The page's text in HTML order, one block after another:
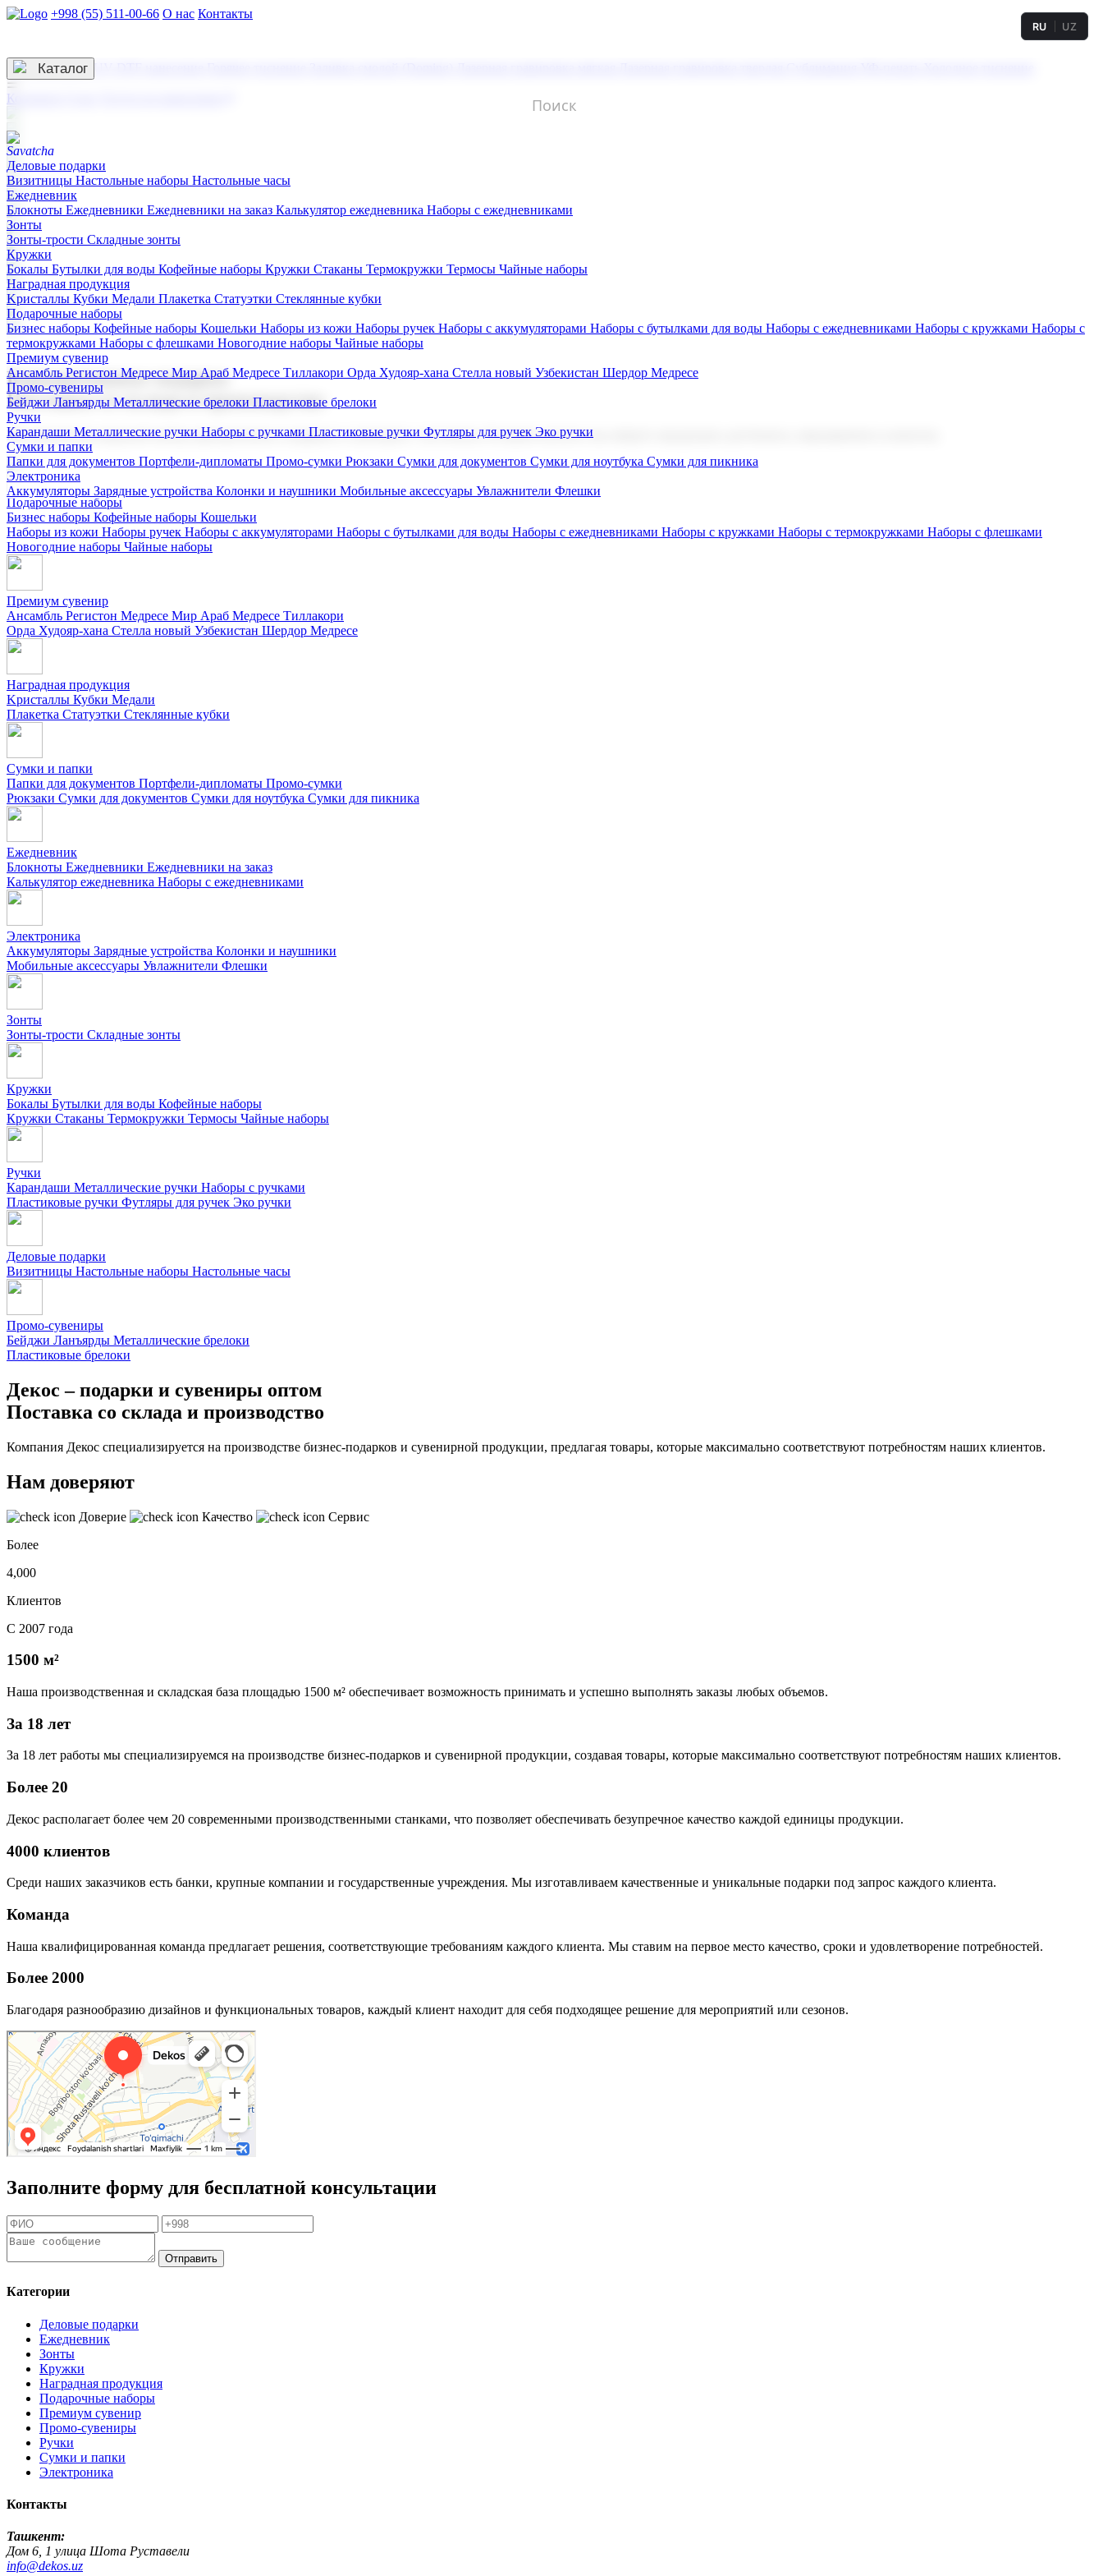
+998 (55) 511-00-66 О нас Контакты
3D гравировка
RU UZ
☰
Контакты
Каталог
Деловые подарки
Визитницы Настольные наборы Настольные часы
Ежедневник
Блокноты Ежедневники Ежедневники на заказ Калькулятор ежедневника Наборы с ежедневниками
Зонты
Зонты-трости Складные зонты
Кружки
Бокалы Бутылки для воды Кофейные наборы Кружки Стаканы Термокружки Термосы Чайные наборы
Наградная продукция
Kристаллы Кубки Медали Плакетка Статуэтки Стеклянные кубки
Подарочные наборы
Бизнес наборы Кофейные наборы Кошельки Наборы из кожи Наборы ручек Наборы с аккумуляторами Наборы с бутылками для воды Наборы с ежедневниками Наборы с кружками Наборы с
термокружками Наборы с флешками Новогодние наборы Чайные наборы
Премиум сувенир
Ансамбль Регистон Медресе Мир Араб Медресе Тиллакори Орда Худояр-хана Стелла новый Узбекистан Шердор Медресе
Промо-сувениры
Бейджи Ланъярды Металлические брелоки Пластиковые брелоки
Ручки
Карандаши Металлические ручки Наборы с ручками Пластиковые ручки Футляры для ручек Эко ручки
Сумки и папки
Папки для документов Портфели-дипломаты Промо-сумки Рюкзаки Сумки для документов Сумки для ноутбука Сумки для пикника
Электроника
Аккумуляторы Зарядные устройства Колонки и наушники Мобильные аксессуары Увлажнители Флешки
Корпоративные подарки
Поставка со склада и производство
Мы предлагаем широкий выбор корпоративных подарков и сувениров с логотипом. В нашем каталоге вы найдете продукцию для бизнеса, мероприятия и клиентов.
Подарочные наборы
Бизнес наборы Кофейные наборы Кошельки
Наборы из кожи Наборы ручек Наборы с аккумуляторами Наборы с бутылками для воды Наборы с ежедневниками Наборы с кружками Наборы с термокружками Наборы с флешками
Новогодние наборы Чайные наборы
Премиум сувенир
Ансамбль Регистон Медресе Мир Араб Медресе Тиллакори
Орда Худояр-хана Стелла новый Узбекистан Шердор Медресе
Наградная продукция
Kристаллы Кубки Медали
Плакетка Статуэтки Стеклянные кубки
Сумки и папки
Папки для документов Портфели-дипломаты Промо-сумки
Рюкзаки Сумки для документов Сумки для ноутбука Сумки для пикника
Ежедневник
Блокноты Ежедневники Ежедневники на заказ
Калькулятор ежедневника Наборы с ежедневниками
Электроника
Аккумуляторы Зарядные устройства Колонки и наушники
Мобильные аксессуары Увлажнители Флешки
Зонты
Зонты-трости Складные зонты
Кружки
Бокалы Бутылки для воды Кофейные наборы
Кружки Стаканы Термокружки Термосы Чайные наборы
Ручки
Карандаши Металлические ручки Наборы с ручками
Пластиковые ручки Футляры для ручек Эко ручки
Деловые подарки
Визитницы Настольные наборы Настольные часы
Промо-сувениры
Бейджи Ланъярды Металлические брелоки
Пластиковые брелоки
Декос – подарки и сувениры оптом
Поставка со склада и производство
Компания Декос специализируется на производстве бизнес-подарков и сувенирной продукции, предлагая товары, которые максимально соответствуют потребностям наших клиентов.
Нам доверяют
Доверие Качество
Сервис
Более
4,000
Клиентов
С 2007 года
1500 м²
Наша производственная и складская база площадью 1500 м² обеспечивает возможность принимать и успешно выполнять заказы любых объемов.
За 18 лет
За 18 лет работы мы специализируемся на производстве бизнес-подарков и сувенирной продукции, создавая товары, которые максимально соответствуют потребностям наших клиентов.
Более 20
Декос располагает более чем 20 современными производственными станками, что позволяет обеспечивать безупречное качество каждой единицы продукции.
4000 клиентов
Среди наших заказчиков есть банки, крупные компании и государственные учреждения. Мы изготавливаем качественные и уникальные подарки под запрос каждого клиента.
Команда
Наша квалифицированная команда предлагает решения, соответствующие требованиям каждого клиента. Мы ставим на первое место качество, сроки и удовлетворение потребностей.
Более 2000
Благодаря разнообразию дизайнов и функциональных товаров, каждый клиент находит для себя подходящее решение для мероприятий или сезонов.
Заполните форму для бесплатной консультации
Отправить
Категории
Деловые подарки
Ежедневник
Зонты
Кружки
Наградная продукция
Подарочные наборы
Премиум сувенир
Промо-сувениры
Ручки
Сумки и папки
Электроника
Контакты
Ташкент:
Дом 6, 1 улица Шота Руставели
info@dekos.uz